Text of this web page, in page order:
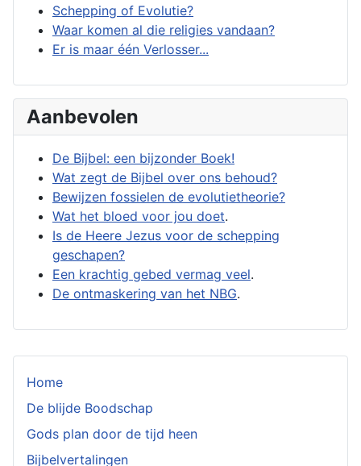
Home
De blijde Boodschap
Gods plan door de tijd heen
Bijbelvertalingen
Schepping of Evolutie?
Waar komen al die religies vandaan?
Er is maar één Verlosser...
Aanbevolen
De Bijbel: een bijzonder Boek!
Wat zegt de Bijbel over ons behoud?
Bewijzen fossielen de evolutietheorie?
Wat het bloed voor jou doet.
Is de Heere Jezus voor de schepping
geschapen?
Een krachtig gebed vermag veel.
De ontmaskering van het NBG.